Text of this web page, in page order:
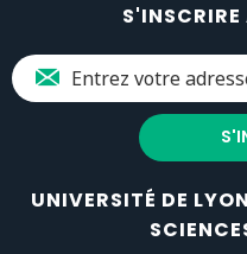
S'INSCRIRE
UNIVERSITÉ DE